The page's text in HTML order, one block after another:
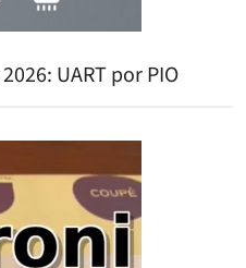
UART por PIO